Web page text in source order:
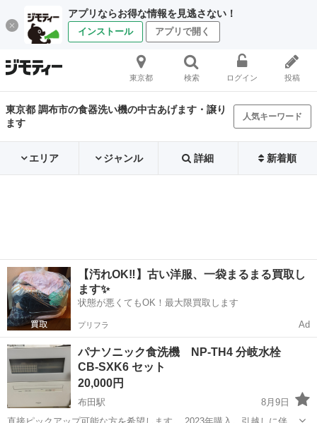
アプリならお得な情報を見逃さない！
インストール アプリで開く
東京都 検索 ログイン 投稿
東京都 調布市の食器洗い機の中古あげます・譲り
ます
人気キーワード
エリア ジャンル 詳細 新着順
【汚れOK‼️】古い洋服、一袋まるまる買取し
ます✨
状態が悪くてもOK！最大限買取します
プリフラ Ad
パナソニック食洗機 NP-TH4 分岐水栓
CB-SXK6 セット
20,000円
布田駅
8月9日